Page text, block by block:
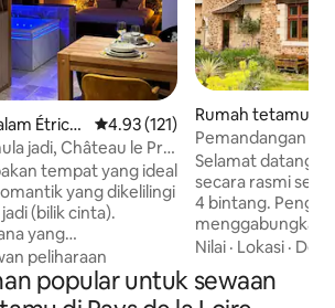
Étrich
Penarafan purata 4.93 daripada
4.93 (121)
jadi, Château le Pré
tempat yang ideal
yang dikelilingi
(bilik cinta).
yang
damai untuk
anda dalam
Selepas
peliharaan
Rumah tetamu
Pemandangan
Selesa
Selamat datang
secara rasmi
4 bintang.
menggabungkan
dengan
Dapur yang
Nilai · Lokasi ·
popular untuk sewaan